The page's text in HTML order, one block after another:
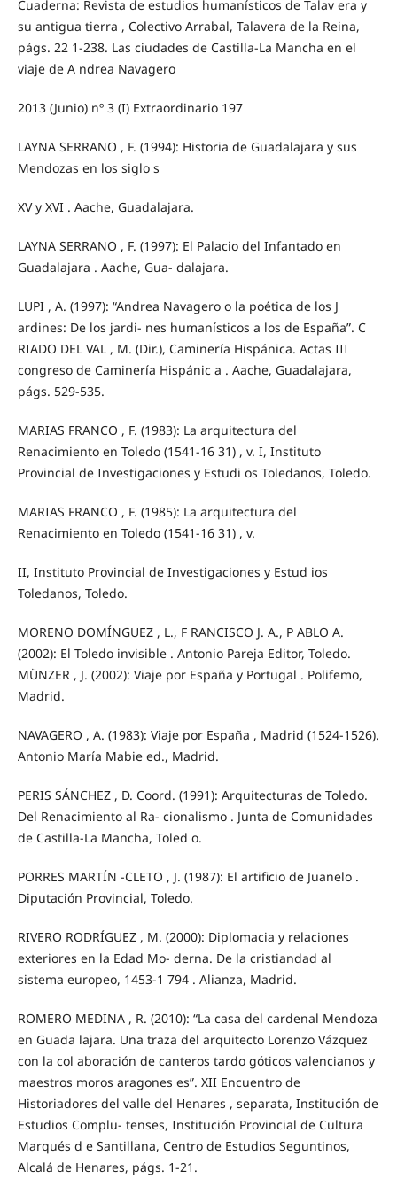
Cuaderna: Revista de estudios humanísticos de Talav era y
su antigua tierra , Colectivo Arrabal, Talavera de la Reina,
págs. 22 1-238. Las ciudades de Castilla-La Mancha en el
viaje de A ndrea Navagero
2013 (Junio) nº 3 (I) Extraordinario 197
LAYNA SERRANO , F. (1994): Historia de Guadalajara y sus
Mendozas en los siglo s
XV y XVI . Aache, Guadalajara.
LAYNA SERRANO , F. (1997): El Palacio del Infantado en
Guadalajara . Aache, Gua- dalajara.
LUPI , A. (1997): “Andrea Navagero o la poética de los J
ardines: De los jardi- nes humanísticos a los de España”. C
RIADO DEL VAL , M. (Dir.), Caminería Hispánica. Actas III
congreso de Caminería Hispánic a . Aache, Guadalajara,
págs. 529-535.
MARIAS FRANCO , F. (1983): La arquitectura del
Renacimiento en Toledo (1541-16 31) , v. I, Instituto
Provincial de Investigaciones y Estudi os Toledanos, Toledo.
MARIAS FRANCO , F. (1985): La arquitectura del
Renacimiento en Toledo (1541-16 31) , v.
II, Instituto Provincial de Investigaciones y Estud ios
Toledanos, Toledo.
MORENO DOMÍNGUEZ , L., F RANCISCO J. A., P ABLO A.
(2002): El Toledo invisible . Antonio Pareja Editor, Toledo.
MÜNZER , J. (2002): Viaje por España y Portugal . Polifemo,
Madrid.
NAVAGERO , A. (1983): Viaje por España , Madrid (1524-1526).
Antonio María Mabie ed., Madrid.
PERIS SÁNCHEZ , D. Coord. (1991): Arquitecturas de Toledo.
Del Renacimiento al Ra- cionalismo . Junta de Comunidades
de Castilla-La Mancha, Toled o.
PORRES MARTÍN -CLETO , J. (1987): El artificio de Juanelo .
Diputación Provincial, Toledo.
RIVERO RODRÍGUEZ , M. (2000): Diplomacia y relaciones
exteriores en la Edad Mo- derna. De la cristiandad al
sistema europeo, 1453-1 794 . Alianza, Madrid.
ROMERO MEDINA , R. (2010): “La casa del cardenal Mendoza
en Guada lajara. Una traza del arquitecto Lorenzo Vázquez
con la col aboración de canteros tardo góticos valencianos y
maestros moros aragones es”. XII Encuentro de
Historiadores del valle del Henares , separata, Institución de
Estudios Complu- tenses, Institución Provincial de Cultura
Marqués d e Santillana, Centro de Estudios Seguntinos,
Alcalá de Henares, págs. 1-21.